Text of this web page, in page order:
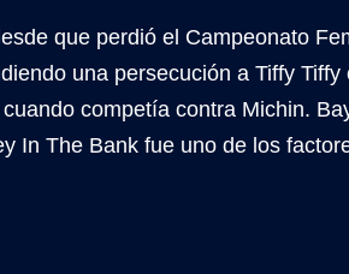
que perdió el Campeonato
una persecución a Tiffy Tiffy
competía contra Michin.
In The Bank fue uno de los